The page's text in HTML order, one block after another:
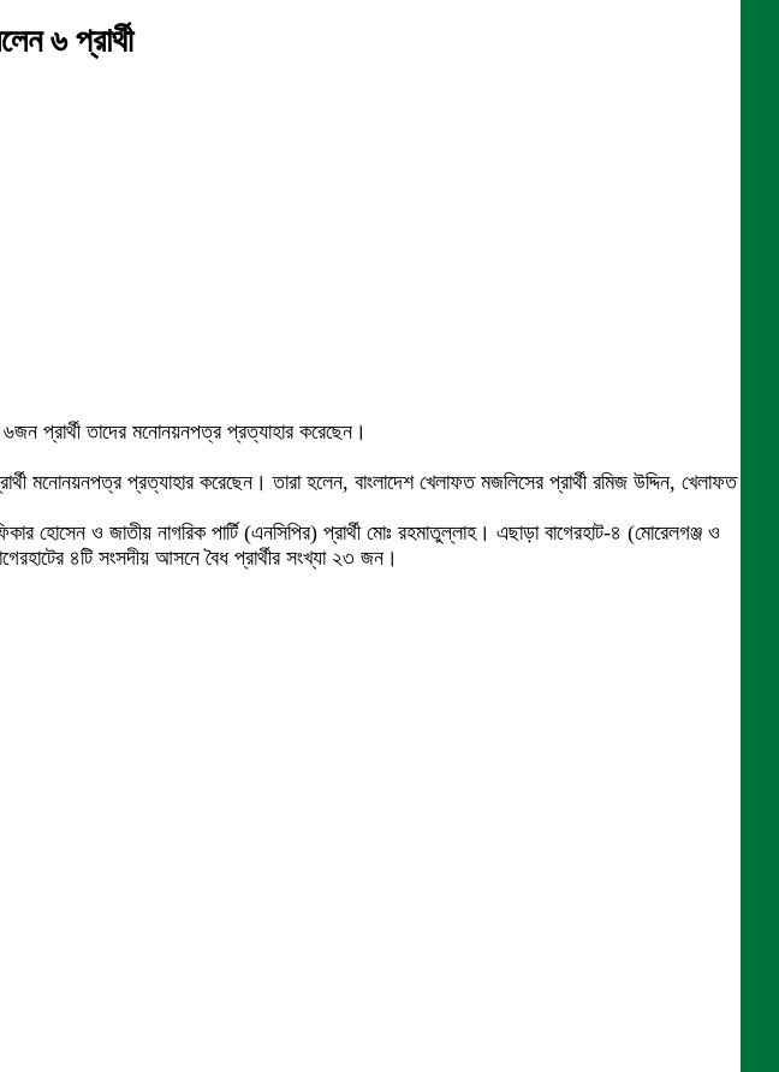
৬ প্রার্থী
প্রার্থী তাদের মনোনয়নপত্র প্রত্যাহার করেছেন।
মনোনয়নপত্র প্রত্যাহার করেছেন। তারা হলেন, বাংলাদেশ খেলাফত মজলিসের প্রার্থী রমিজ উদ্দিন, খেলাফত
হোসেন ও জাতীয় নাগরিক পার্টি (এনসিপির) প্রার্থী মোঃ রহমাতুল্লাহ। এছাড়া বাগেরহাট-৪ (মোরেলগঞ্জ ও
৪টি সংসদীয় আসনে বৈধ প্রার্থীর সংখ্যা ২৩ জন।